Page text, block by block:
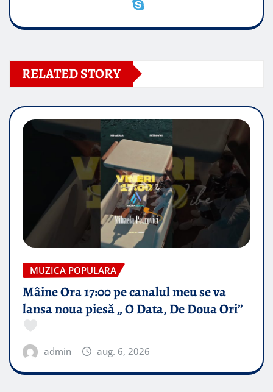
RELATED STORY
MUZICA POPULARA
Mâine Ora 17:00 pe canalul meu se va
lansa noua piesă „ O Data, De Doua Ori”
admin aug. 6, 2026